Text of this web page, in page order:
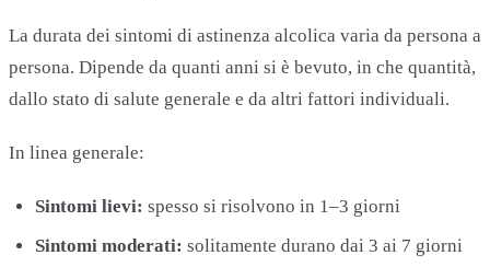
La durata dei sintomi di astinenza alcolica varia da persona a
persona. Dipende da quanti anni si è bevuto, in che quantità,
dallo stato di salute generale e da altri fattori individuali.
In linea generale:
Sintomi lievi: spesso si risolvono in 1–3 giorni
Sintomi moderati: solitamente durano dai 3 ai 7 giorni